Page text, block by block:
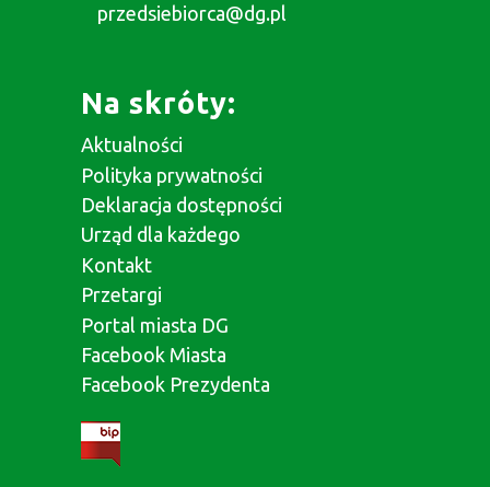
przedsiebiorca@dg.pl
Na skróty:
Aktualności
Polityka prywatności
Deklaracja dostępności
Urząd dla każdego
Kontakt
Przetargi
Portal miasta DG
Facebook Miasta
Facebook Prezydenta